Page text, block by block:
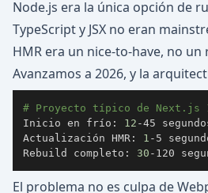
Node.js era la única opción de
TypeScript y JSX no eran
HMR era un nice-to-have, no un
Avanzamos a 2026, y la
# Proyecto típico de Next.js
Inicio en frío: 12
Actualización HMR: 1
Rebuild completo: 30 -120
El problema no es culpa de